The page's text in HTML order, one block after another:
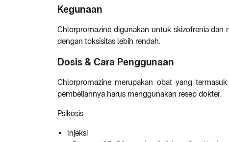
Kegunaan
Chlorpromazine digunakan untuk skizofrenia
dengan toksisitas lebih rendah.
Dosis & Cara Penggunaan
Chlorpromazine merupakan obat yang
pembeliannya harus menggunakan resep dokter.
Psikosis
Injeksi